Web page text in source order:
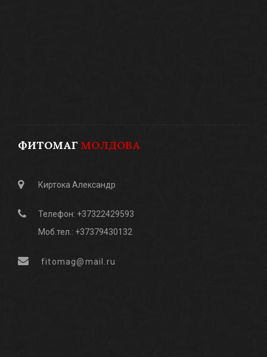
ФИТОМАГ МОЛДОВА
Киртока Александр
Телефон: +37322429593
Моб.тел.: +37379430132
fitomag@mail.ru